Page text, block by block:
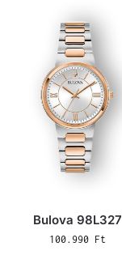
Bulova 98L327
100.990 Ft